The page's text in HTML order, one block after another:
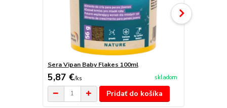
Sera Vipan Baby Flakes 100ml
5,87 €/ks skladom
Pridať do košíka